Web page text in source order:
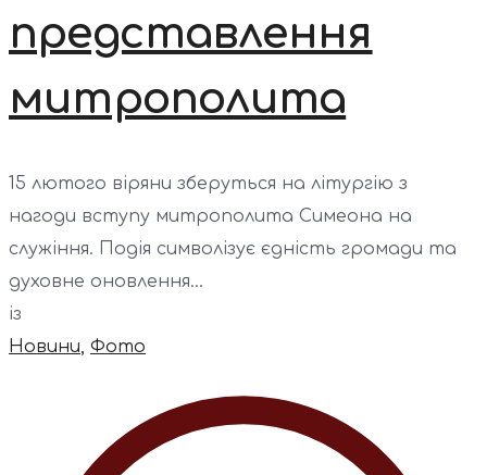
представлення
митрополита
15 лютого віряни зберуться на літургію з
нагоди вступу митрополита Симеона на
служіння. Подія символізує єдність громади та
духовне оновлення...
із
Новини, Фото